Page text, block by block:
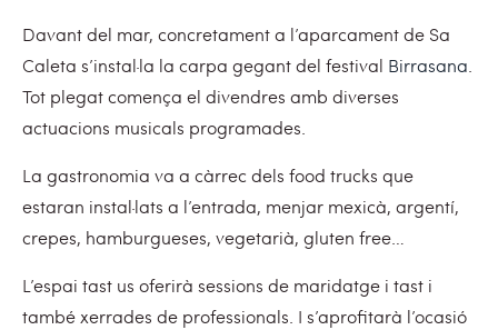
Davant del mar, concretament a l’aparcament de Sa
Caleta s’instal·la la carpa gegant del festival Birrasana.
Tot plegat comença el divendres amb diverses
actuacions musicals programades.
La gastronomia va a càrrec dels food trucks que
estaran instal·lats a l’entrada, menjar mexicà, argentí,
crepes, hamburgueses, vegetarià, gluten free…
L’espai tast us oferirà sessions de maridatge i tast i
també xerrades de professionals. I s’aprofitarà l’ocasió